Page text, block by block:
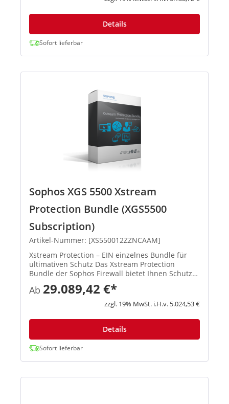
Details
Sofort lieferbar
Sophos XGS 5500 Xstream
Protection Bundle (XGS5500
Subscription)
Artikel-Nummer: [XS550012ZZNCAAM]
Xstream Protection – EIN einzelnes Bundle für
ultimativen Schutz Das Xstream Protection
Bundle der Sophos Firewall bietet Ihnen Schutz
und Performance der nächsten Generation.
Außerdem erhalten Sie eine kosteneffiziente
Lösung, mit der Sie die Hera...
Ab 29.089,42 €*
zzgl. 19% MwSt. i.H.v. 5.024,53 €
Details
Sofort lieferbar